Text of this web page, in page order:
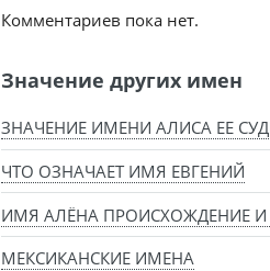
Комментариев пока нет.
Значение других имен
ЗНАЧЕНИЕ ИМЕНИ АЛИСА ЕЕ
ЧТО ОЗНАЧАЕТ ИМЯ ЕВГЕНИЙ
ИМЯ АЛЁНА ПРОИСХОЖДЕНИЕ И
МЕКСИКАНСКИЕ ИМЕНА